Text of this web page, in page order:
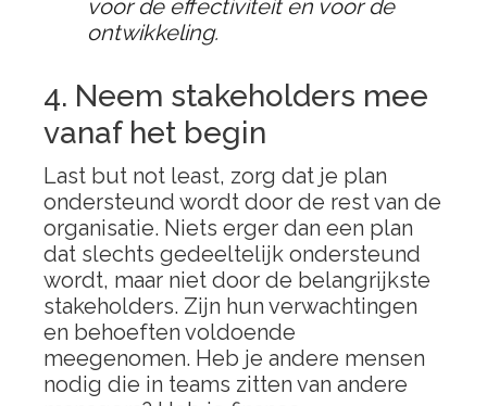
voor de effectiviteit en voor de
ontwikkeling.
4. Neem stakeholders mee
vanaf het begin
Last but not least, zorg dat je plan
ondersteund wordt door de rest van de
organisatie. Niets erger dan een plan
dat slechts gedeeltelijk ondersteund
wordt, maar niet door de belangrijkste
stakeholders. Zijn hun verwachtingen
en behoeften voldoende
meegenomen. Heb je andere mensen
nodig die in teams zitten van andere